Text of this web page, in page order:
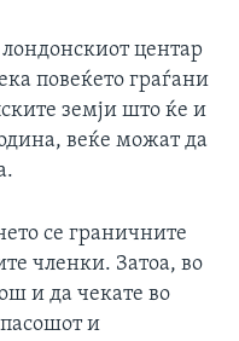
центар
повеќето граѓани
земји што ќе и
веќе можат да
се граничните
членки. Затоа, во
и да чекате во
и